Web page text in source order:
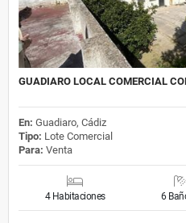
GUADIARO LOCAL COMERCIAL
En: Guadiaro, Cádiz
Tipo: Lote Comercial
Para: Venta
4 Habitaciones 6